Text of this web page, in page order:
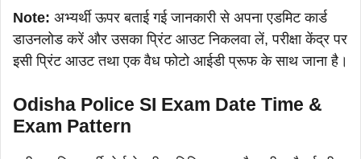
Note: अभ्यर्थी ऊपर बताई गई जानकारी से अपना एडमिट कार्ड
डाउनलोड करें और उसका प्रिंट आउट निकलवा लें, परीक्षा केंद्र पर
इसी प्रिंट आउट तथा एक वैध फोटो आईडी प्रूफ के साथ जाना है।
Odisha Police SI Exam Date Time &
Exam Pattern